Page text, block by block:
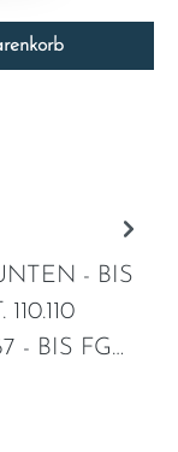
Wert
- BIS
- BIS FG…